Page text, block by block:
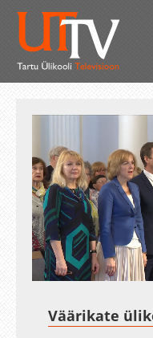
UnmuteLoaded :
1.39%
Väärikate